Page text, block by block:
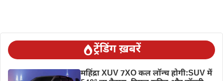
ट्रेंडिंग ख़बरें
महिंद्रा XUV 7XO कल लॉन्च होगी:SUV में